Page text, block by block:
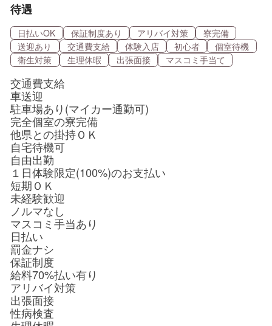
待遇
日払いOK 保証制度あり アリバイ対策
寮完備
送迎あり
交通費支給 体験入店 初心者
個室待機
衛生対策
生理休暇 出張面接 マスコミ手当て
交通費支給
車送迎
駐車場あり(マイカー通勤可)
完全個室の寮完備
他県との掛持ＯＫ
自宅待機可
自由出勤
１日体験限定(100%)のお支払い
短期ＯＫ
未経験歓迎
ノルマなし
マスコミ手当あり
日払い
罰金ナシ
保証制度
給料70%払い有り
アリバイ対策
出張面接
性病検査